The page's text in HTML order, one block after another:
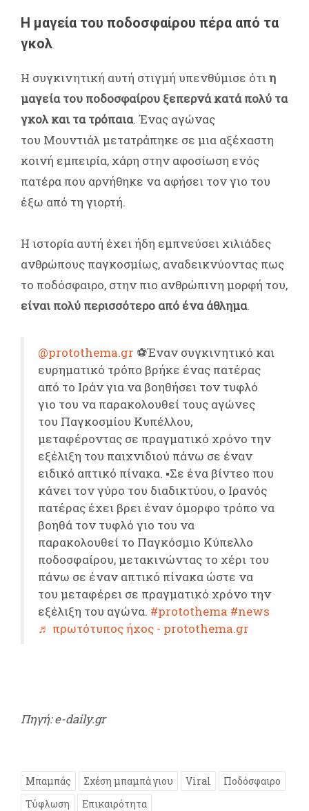
Η μαγεία του ποδοσφαίρου πέρα από τα
γκολ
Η συγκινητική αυτή στιγμή υπενθύμισε ότιη
μαγεία του ποδοσφαίρου ξεπερνά κατά πολύ τα
γκολ και τα τρόπαια. Ένας αγώνας
του Μουντιάλ μετατράπηκε σε μια αξέχαστη
κοινή εμπειρία, χάρη στην αφοσίωση ενός
πατέρα που αρνήθηκε να αφήσει τον γιο του
έξω από τη γιορτή.
Η ιστορία αυτή έχει ήδη εμπνεύσει χιλιάδες
ανθρώπους παγκοσμίως, αναδεικνύοντας πως
το ποδόσφαιρο, στην πιο ανθρώπινη μορφή του,
είναι πολύ περισσότερο από ένα άθλημα.
@protothema.gr ⚽️Έναν συγκινητικό και
ευρηματικό τρόπο βρήκε ένας πατέρας
από το Ιράν για να βοηθήσει τον τυφλό
γιο του να παρακολουθεί τους αγώνες
του Παγκοσμίου Κυπέλλου,
μεταφέροντας σε πραγματικό χρόνο την
εξέλιξη του παιχνιδιού πάνω σε έναν
ειδικό απτικό πίνακα. ▪️Σε ένα βίντεο που
κάνει τον γύρο του διαδικτύου, ο Ιρανός
πατέρας έχει βρει έναν όμορφο τρόπο να
βοηθά τον τυφλό γιο του να
παρακολουθεί το Παγκόσμιο Κύπελλο
ποδοσφαίρου, μετακινώντας το χέρι του
πάνω σε έναν απτικό πίνακα ώστε να
του μεταφέρει σε πραγματικό χρόνο την
εξέλιξη του αγώνα. #protothema #news
♬ πρωτότυπος ήχος - protothema.gr
Πηγή: e-daily.gr
Μπαμπάς Σχέση μπαμπά γιου Viral
Ποδόσφαιρο
Τύφλωση
Επικαιρότητα